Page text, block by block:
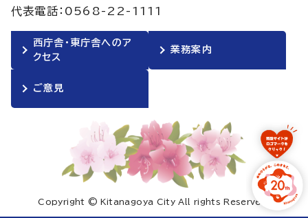
代表電話：0568-22-1111
西庁舎・東庁舎へのア
クセス
業務案内
ご意見
Copyright © Kitanagoya City All rights Reserved.